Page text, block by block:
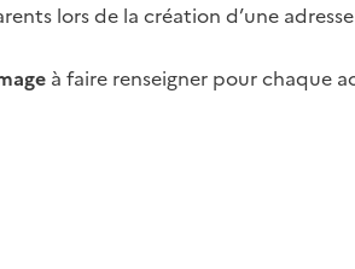
lors de la création d’une
à faire renseigner pour chaque